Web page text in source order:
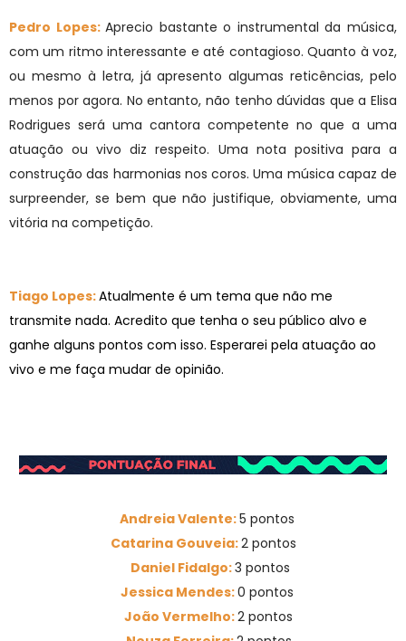
Pedro Lopes:Aprecio bastante o instrumental da música,
com um ritmo interessante e até contagioso. Quanto à voz,
ou mesmo à letra, já apresento algumas reticências, pelo
menos por agora. No entanto, não tenho dúvidas que a Elisa
Rodrigues será uma cantora competente no que a uma
atuação ou vivo diz respeito. Uma nota positiva para a
construção das harmonias nos coros. Uma música capaz de
surpreender, se bem que não justifique, obviamente, uma
vitória na competição.
Tiago Lopes:Atualmente é um tema que não me
transmite nada. Acredito que tenha o seu público alvo e
ganhe alguns pontos com isso. Esperarei pela atuação ao
vivo e me faça mudar de opinião.
Andreia Valente:5 pontos
Catarina Gouveia:2 pontos
Daniel Fidalgo:3 pontos
Jessica Mendes:0 pontos
João Vermelho:2 pontos